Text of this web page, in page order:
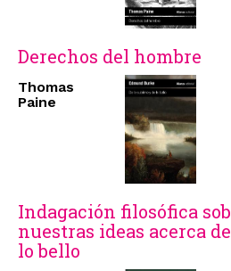
Derechos del hombre
Thomas
Paine
Indagación filosófica
nuestras ideas acerca
lo bello